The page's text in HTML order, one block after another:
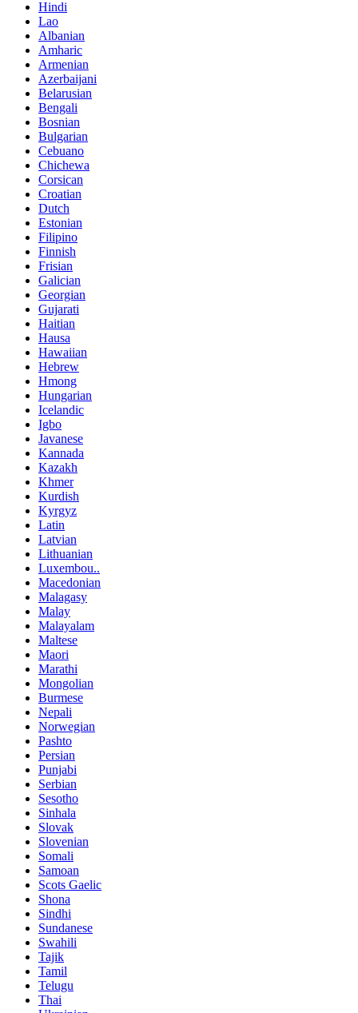
Hindi
Lao
Albanian
Amharic
Armenian
Azerbaijani
Belarusian
Bengali
Bosnian
Bulgarian
Cebuano
Chichewa
Corsican
Croatian
Dutch
Estonian
Filipino
Finnish
Frisian
Galician
Georgian
Gujarati
Haitian
Hausa
Hawaiian
Hebrew
Hmong
Hungarian
Icelandic
Igbo
Javanese
Kannada
Kazakh
Khmer
Kurdish
Kyrgyz
Latin
Latvian
Lithuanian
Luxembou..
Macedonian
Malagasy
Malay
Malayalam
Maltese
Maori
Marathi
Mongolian
Burmese
Nepali
Norwegian
Pashto
Persian
Punjabi
Serbian
Sesotho
Sinhala
Slovak
Slovenian
Somali
Samoan
Scots Gaelic
Shona
Sindhi
Sundanese
Swahili
Tajik
Tamil
Telugu
Thai